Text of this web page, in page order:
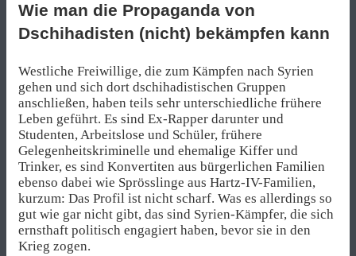
Wie man die Propaganda von
Dschihadisten (nicht) bekämpfen kann
Westliche Freiwillige, die zum Kämpfen nach Syrien
gehen und sich dort dschihadistischen Gruppen
anschließen, haben teils sehr unterschiedliche frühere
Leben geführt. Es sind Ex-Rapper darunter und
Studenten, Arbeitslose und Schüler, frühere
Gelegenheitskriminelle und ehemalige Kiffer und
Trinker, es sind Konvertiten aus bürgerlichen Familien
ebenso dabei wie Sprösslinge aus Hartz-IV-Familien,
kurzum: Das Profil ist nicht scharf. Was es allerdings so
gut wie gar nicht gibt, das sind Syrien-Kämpfer, die sich
ernsthaft politisch engagiert haben, bevor sie in den
Krieg zogen.